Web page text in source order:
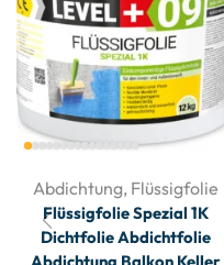
Abdichtung, Flüssigfolie
Flüssigfolie Spezial 1K
Dichtfolie Abdichtfolie
Abdichtung Balkon Keller